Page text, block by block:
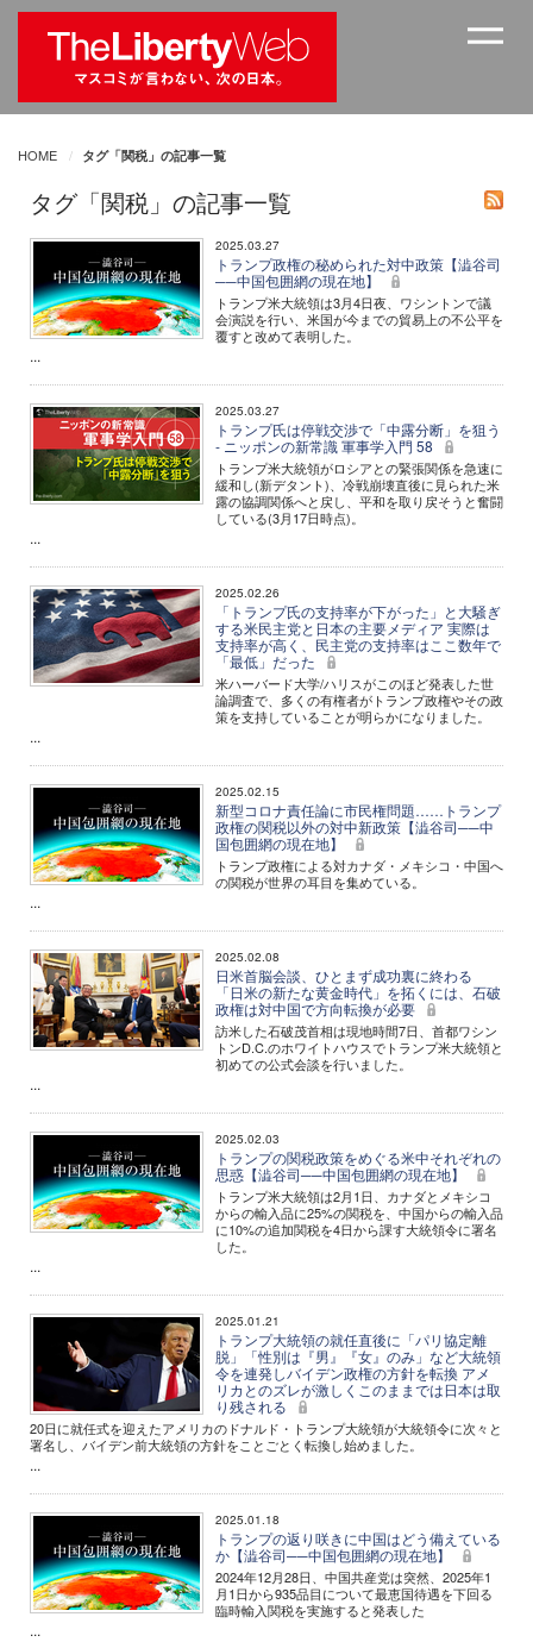
HOME タグ「関税」の記事一覧
タグ「関税」の記事一覧
2025.03.27
トランプ政権の秘められた対中政策【澁谷司
──中国包囲網の現在地】
トランプ米大統領は3月4日夜、ワシントンで議
会演説を行い、米国が今までの貿易上の不公平を
覆すと改めて表明した。
...
2025.03.27
トランプ氏は停戦交渉で「中露分断」を狙う
- ニッポンの新常識 軍事学入門 58
トランプ米大統領がロシアとの緊張関係を急速に
緩和し(新デタント)、冷戦崩壊直後に見られた米
露の協調関係へと戻し、平和を取り戻そうと奮闘
している(3月17日時点)。
...
2025.02.26
「トランプ氏の支持率が下がった」と大騒ぎ
する米民主党と日本の主要メディア 実際は
支持率が高く、民主党の支持率はここ数年で
「最低」だった
米ハーバード大学/ハリスがこのほど発表した世
論調査で、多くの有権者がトランプ政権やその政
策を支持していることが明らかになりました。
...
2025.02.15
新型コロナ責任論に市民権問題……トランプ
政権の関税以外の対中新政策【澁谷司──中
国包囲網の現在地】
トランプ政権による対カナダ・メキシコ・中国へ
の関税が世界の耳目を集めている。
...
2025.02.08
日米首脳会談、ひとまず成功裏に終わる
「日米の新たな黄金時代」を拓くには、石破
政権は対中国で方向転換が必要
訪米した石破茂首相は現地時間7日、首都ワシン
トンD.C.のホワイトハウスでトランプ米大統領と
初めての公式会談を行いました。
...
2025.02.03
トランプの関税政策をめぐる米中それぞれの
思惑【澁谷司──中国包囲網の現在地】
トランプ米大統領は2月1日、カナダとメキシコ
からの輸入品に25%の関税を、中国からの輸入品
に10%の追加関税を4日から課す大統領令に署名
した。
...
2025.01.21
トランプ大統領の就任直後に「パリ協定離
脱」「性別は『男』『女』のみ」など大統領
令を連発しバイデン政権の方針を転換 アメ
リカとのズレが激しくこのままでは日本は取
り残される
20日に就任式を迎えたアメリカのドナルド・トランプ大統領が大統領令に次々と
署名し、バイデン前大統領の方針をことごとく転換し始めました。
...
2025.01.18
トランプの返り咲きに中国はどう備えている
か【澁谷司──中国包囲網の現在地】
2024年12月28日、中国共産党は突然、2025年1
月1日から935品目について最恵国待遇を下回る
臨時輸入関税を実施すると発表した
...